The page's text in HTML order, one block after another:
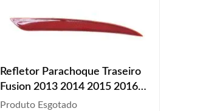
Refletor Parachoque Traseiro
Fusion 2013 2014 2015 2016
2017 2018 Rubi Lente Acrílico
Produto Esgotado